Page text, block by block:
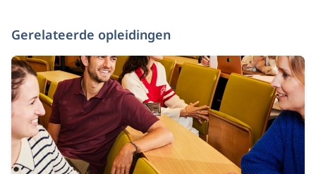
Gerelateerde opleidingen